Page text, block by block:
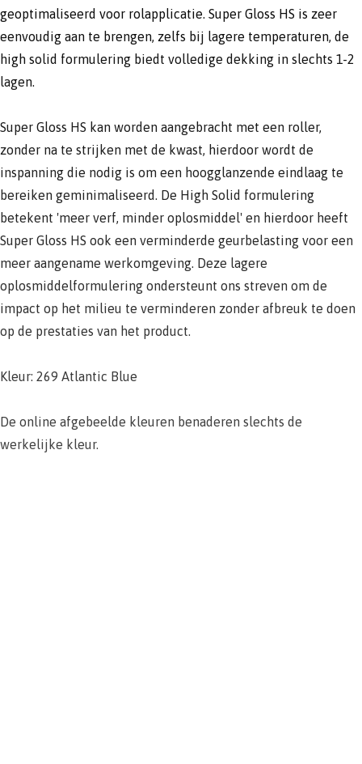
geoptimaliseerd voor rolapplicatie. Super Gloss HS is zeer
eenvoudig aan te brengen, zelfs bij lagere temperaturen, de
high solid formulering biedt volledige dekking in slechts 1-2
lagen.
Super Gloss HS kan worden aangebracht met een roller,
zonder na te strijken met de kwast, hierdoor wordt de
inspanning die nodig is om een hoogglanzende eindlaag te
bereiken geminimaliseerd. De High Solid formulering
betekent 'meer verf, minder oplosmiddel' en hierdoor heeft
Super Gloss HS ook een verminderde geurbelasting voor een
meer aangename werkomgeving. Deze lagere
oplosmiddelformulering ondersteunt ons streven om de
impact op het milieu te verminderen zonder afbreuk te doen
op de prestaties van het product.
Kleur: 269 Atlantic Blue
De online afgebeelde kleuren benaderen slechts de
werkelijke kleur.